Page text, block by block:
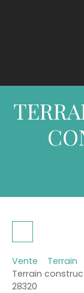
Vente Terrain
Terrain
28320